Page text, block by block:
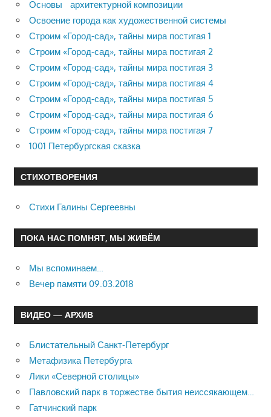
Основы архитектурной композиции
Освоение города как художественной системы
Строим «Город-сад», тайны мира постигая 1
Строим «Город-сад», тайны мира постигая 2
Строим «Город-сад», тайны мира постигая 3
Строим «Город-сад», тайны мира постигая 4
Строим «Город-сад», тайны мира постигая 5
Строим «Город-сад», тайны мира постигая 6
Строим «Город-сад», тайны мира постигая 7
1001 Петербургская сказка
СТИХОТВОРЕНИЯ
Стихи Галины Сергеевны
ПОКА НАС ПОМНЯТ, МЫ ЖИВЁМ
Мы вспоминаем…
Вечер памяти 09.03.2018
ВИДЕО — АРХИВ
Блистательный Санкт-Петербург
Метафизика Петербурга
Лики «Северной столицы»
Павловский парк в торжестве бытия неиссякающем…
Гатчинский парк